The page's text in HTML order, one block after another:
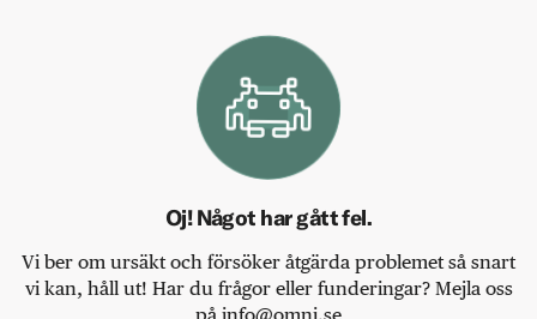
Oj! Något har gått fel.
Vi ber om ursäkt och försöker åtgärda problemet så snart
vi kan, håll ut! Har du frågor eller funderingar? Mejla oss